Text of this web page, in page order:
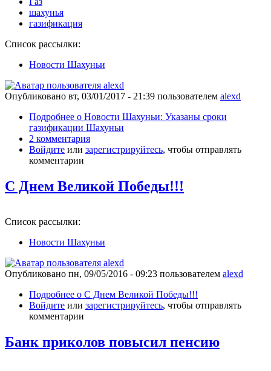
шахунья
газификация
Список рассылки:
Новости Шахуньи
Опубликовано вт, 03/01/2017 - 21:39 пользователем alexd
Подробнее о Новости Шахуньи: Указаны сроки
газификации Шахуньи
2 комментария
Войдите или зарегистрируйтесь, чтобы отправлять
комментарии
С Днем Великой Победы!!!
Список рассылки:
Новости Шахуньи
Опубликовано пн, 09/05/2016 - 09:23 пользователем alexd
Подробнее о С Днем Великой Победы!!!
Войдите или зарегистрируйтесь, чтобы отправлять
комментарии
Банк приколов повысил пенсию